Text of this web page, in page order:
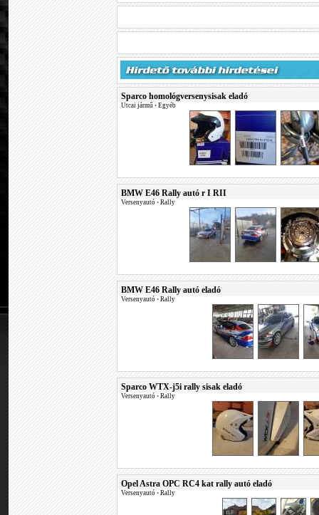
Sparco homológversenysisak eladó
Utcai jármű • Egyéb
BMW E46 Rally autó r I RII
Versenyautó • Rally
BMW E46 Rally autó eladó
Versenyautó • Rally
Sparco WTX-j5i rally sisak eladó
Versenyautó • Rally
Opel Astra OPC RC4 kat rally autó eladó
Versenyautó • Rally